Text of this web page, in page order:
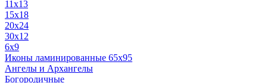
11x13
15x18
20x24
30х12
6x9
Иконы ламинированные 65x95
Ангелы и Архангелы
Богородичные